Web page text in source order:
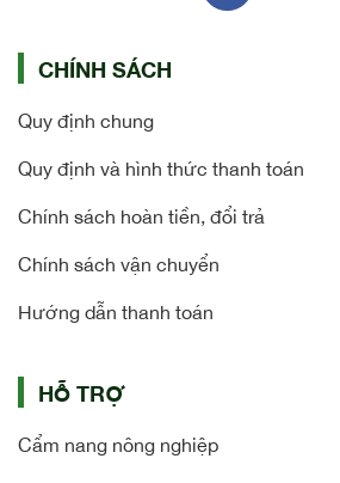
CHÍNH SÁCH
Quy định chung
Quy định và hình thức thanh toán
Chính sách hoàn tiền, đổi trả
Chính sách vận chuyển
Hướng dẫn thanh toán
HỖ TRỢ
Cẩm nang nông nghiệp